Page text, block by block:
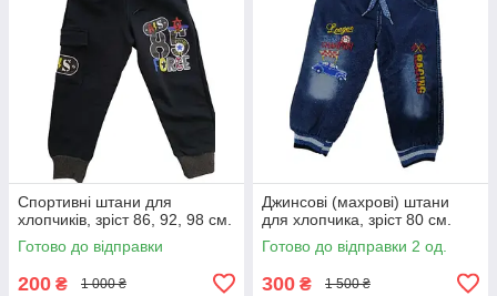
Спортивні штани для
хлопчиків, зріст 86, 92, 98 см.
Готово до відправки
200 ₴ 1 000 ₴
Джинсові (махрові) штани
для хлопчика, зріст 80 см.
Готово до відправки 2 од.
300 ₴ 1 500 ₴